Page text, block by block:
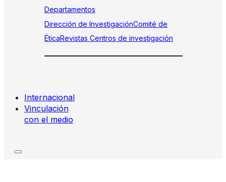
Departamentos
Dirección de InvestigaciónComité de
ÉticaRevistas Centros de investigación
Internacional
Vinculación
con el medio